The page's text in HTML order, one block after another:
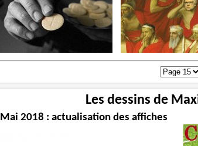
Les dessins de
Mai 2018 : actualisation des affiches